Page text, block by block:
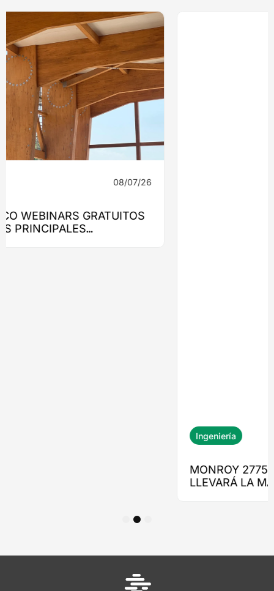
MONROY 2775: EL EDIFICIO QUE
LLEVARÁ LA MADERA ESTRUCTURAL AL